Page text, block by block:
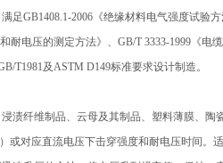
满足GB1408.1-2006《绝缘材料电气强度试验
耐电压的测定方法》、GB/T 3333-1999《
T1981及ASTM D149标准要求设计制造。
渍纤维制品、云母及其制品、塑料薄膜、
或对应直流电压下击穿强度和耐电压时间